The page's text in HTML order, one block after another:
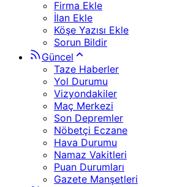
Firma Ekle
İlan Ekle
Köşe Yazısı Ekle
Sorun Bildir
Güncel
Taze Haberler
Yol Durumu
Vizyondakiler
Maç Merkezi
Son Depremler
Nöbetçi Eczane
Hava Durumu
Namaz Vakitleri
Puan Durumları
Gazete Manşetleri